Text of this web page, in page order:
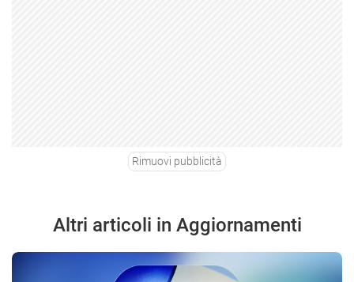
Rimuovi pubblicità
Altri articoli in Aggiornamenti